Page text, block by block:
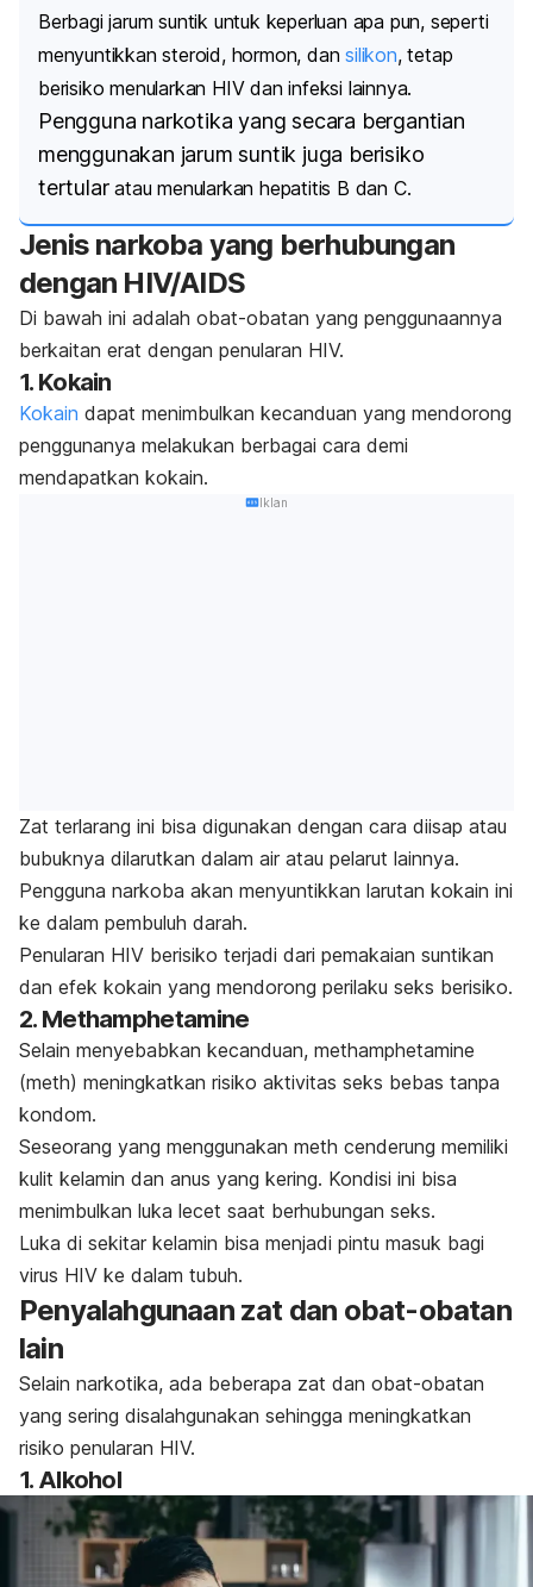
Berbagi jarum suntik untuk keperluan apa pun, seperti
menyuntikkan steroid, hormon, dansilikon, tetap
berisiko menularkan HIV dan infeksi lainnya.
Pengguna narkotika yang secara bergantian
menggunakan jarum suntik juga berisiko
tertularatau menularkan hepatitis B dan C.
Jenis narkoba yang berhubungan
dengan HIV/AIDS
Di bawah ini adalah obat-obatan yang penggunaannya
berkaitan erat dengan penularan HIV.
1. Kokain
Kokain dapat menimbulkan kecanduan yang mendorong
penggunanya melakukan berbagai cara demi
mendapatkan kokain.
Iklan
Zat terlarang ini bisa digunakan dengan cara diisap atau
bubuknya dilarutkan dalam air atau pelarut lainnya.
Pengguna narkoba akan menyuntikkan larutan kokain ini
ke dalam pembuluh darah.
Penularan HIV berisiko terjadi dari pemakaian suntikan
dan efek kokain yang mendorong perilaku seks berisiko.
2. Methamphetamine
Selain menyebabkan kecanduan, methamphetamine
(meth) meningkatkan risiko aktivitas seks bebas tanpa
kondom.
Seseorang yang menggunakan meth cenderung memiliki
kulit kelamin dan anus yang kering. Kondisi ini bisa
menimbulkan luka lecet saat berhubungan seks.
Luka di sekitar kelamin bisa menjadi pintu masuk bagi
virus HIV ke dalam tubuh.
Penyalahgunaan zat dan obat-obatan
lain
Selain narkotika, ada beberapa zat dan obat-obatan
yang sering disalahgunakan sehingga meningkatkan
risiko penularan HIV.
1. Alkohol